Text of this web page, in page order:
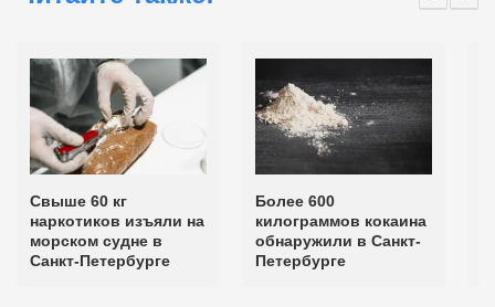
Свыше 60 кг
наркотиков изъяли на
морском судне в
Санкт-Петербурге
Более 600
килограммов кокаина
обнаружили в Санкт-
Петербурге